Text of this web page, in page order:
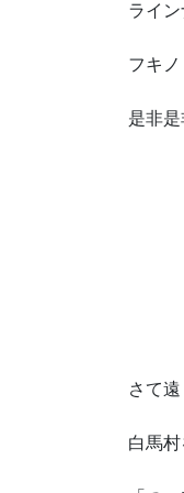
ライ
フキ
是非
さて
白馬